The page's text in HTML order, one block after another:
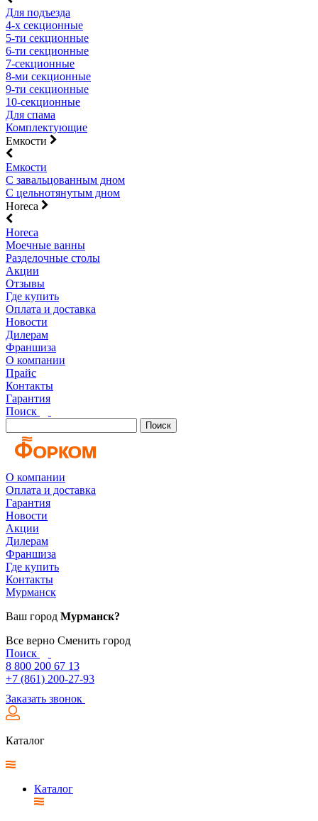
Для подъезда
4-х секционные
5-ти секционные
6-ти секционные
7-секционные
8-ми секционные
9-ти секционные
10-секционные
Для спама
Комплектующие
Емкости
Емкости
С завальцованным дном
С цельнотянутым дном
Horeca
Horeca
Моечные ванны
Разделочные столы
Акции
Отзывы
Где купить
Оплата и доставка
Новости
Дилерам
Франшиза
О компании
Прайс
Контакты
Гарантия
Поиск
Поиск
О компании
Оплата и доставка
Гарантия
Новости
Акции
Дилерам
Франшиза
Где купить
Контакты
Мурманск
Ваш город Мурманск?
Все верно Сменить город
Поиск
8 800 200 67 13
+7 (861) 200-27-93
Заказать звонок
Каталог
Каталог